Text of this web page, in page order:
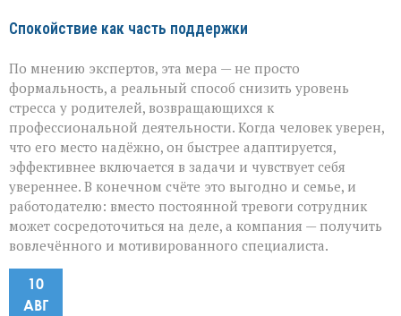
Спокойствие как часть поддержки
По мнению экспертов, эта мера — не просто
формальность, а реальный способ снизить уровень
стресса у родителей, возвращающихся к
профессиональной деятельности. Когда человек уверен,
что его место надёжно, он быстрее адаптируется,
эффективнее включается в задачи и чувствует себя
увереннее. В конечном счёте это выгодно и семье, и
работодателю: вместо постоянной тревоги сотрудник
может сосредоточиться на деле, а компания — получить
вовлечённого и мотивированного специалиста.
10
АВГ